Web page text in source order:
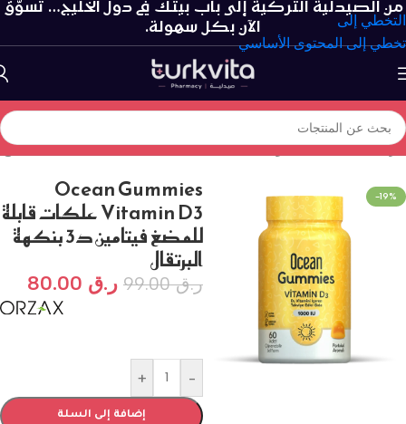
التخطي إلى
تخطي إلى المحتوى الأساسي
من الصيدلية التركية إلى باب بيتك في دول الخليج… تسوّق
الآن بكل سهولة.
الرئيسية/الفيتامينات و المكملات الغذائية/فيتامينات جيلية قابلة للمضغ
-19%
Ocean Gummies
Vitamin D3 علكات قابلة
للمضغ فيتامين د3 بنكهة
البرتقال
ر.ق99.00 ر.ق
-
+
إضافة إلى السلة